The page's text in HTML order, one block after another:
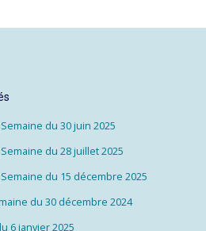
du 30 juin 2025
du 28 juillet 2025
du 15 décembre 2025
du 30 décembre 2024
6 janvier 2025